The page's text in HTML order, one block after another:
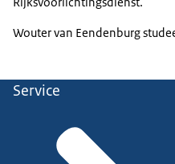
Wouter van Eendenburg
Service